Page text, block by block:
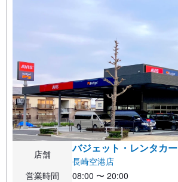
店舗 バジェット・レンタカー
長崎空港店
営業時間
08:00 〜 20:00